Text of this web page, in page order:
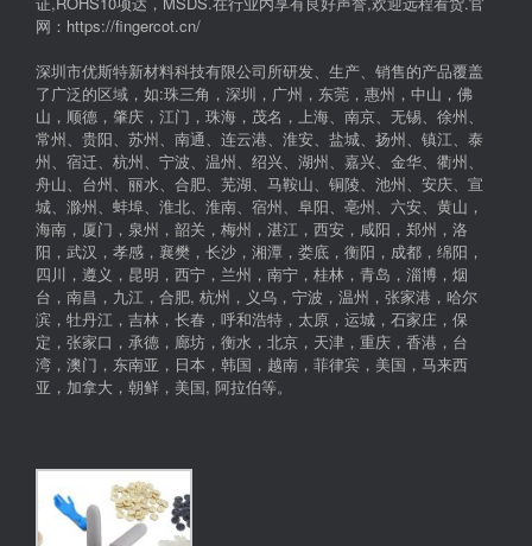
网：https://fingercot.cn/
深圳市优斯特新材料科技有限公司所研发、生产、销售的产品覆盖
了广泛的区域，如:珠三角，深圳，广州，东莞，惠州，中山，佛
山，顺德，肇庆，江门，珠海，茂名，上海、南京、无锡、徐州、
常州、贵阳、苏州、南通、连云港、淮安、盐城、扬州、镇江、泰
州、宿迁、杭州、宁波、温州、绍兴、湖州、嘉兴、金华、衢州、
舟山、台州、丽水、合肥、芜湖、马鞍山、铜陵、池州、安庆、宣
城、滁州、蚌埠、淮北、淮南、宿州、阜阳、亳州、六安、黄山，
海南，厦门，泉州，韶关，梅州，湛江，西安，咸阳，郑州，洛
阳，武汉，孝感，襄樊，长沙，湘潭，娄底，衡阳，成都，绵阳，
四川，遵义，昆明，西宁，兰州，南宁，桂林，青岛，淄博，烟
台，南昌，九江，合肥, 杭州，义乌，宁波，温州，张家港，哈尔
滨，牡丹江，吉林，长春，呼和浩特，太原，运城，石家庄，保
定，张家口，承德，廊坊，衡水，北京，天津，重庆，香港，台
湾，澳门，东南亚，日本，韩国，越南，菲律宾，美国，马来西
亚，加拿大，朝鲜，美国, 阿拉伯等。